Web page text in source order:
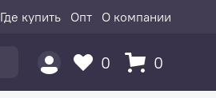
Где купить Опт О компании
0 0